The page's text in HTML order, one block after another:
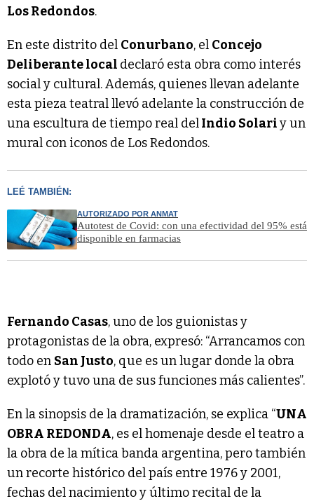
Los Redondos.
En este distrito del Conurbano, el Concejo
Deliberante local declaró esta obra como interés
social y cultural. Además, quienes llevan adelante
esta pieza teatral llevó adelante la construcción de
una escultura de tiempo real delIndio Solariy un
mural con iconos de Los Redondos.
LEÉ TAMBIÉN:
AUTORIZADO POR ANMAT
Autotest de Covid: con una efectividad del 95% está
disponible en farmacias
Fernando Casas, uno de los guionistas y
protagonistas de la obra, expresó: “Arrancamos con
todo en San Justo, que es un lugar donde la obra
explotó y tuvo una de sus funciones más calientes”.
En la sinopsis de la dramatización, se explica “UNA
OBRA REDONDA, es el homenaje desde el teatro a
la obra de la mítica banda argentina, pero también
un recorte histórico del país entre 1976 y 2001,
fechas del nacimiento y último recital de la